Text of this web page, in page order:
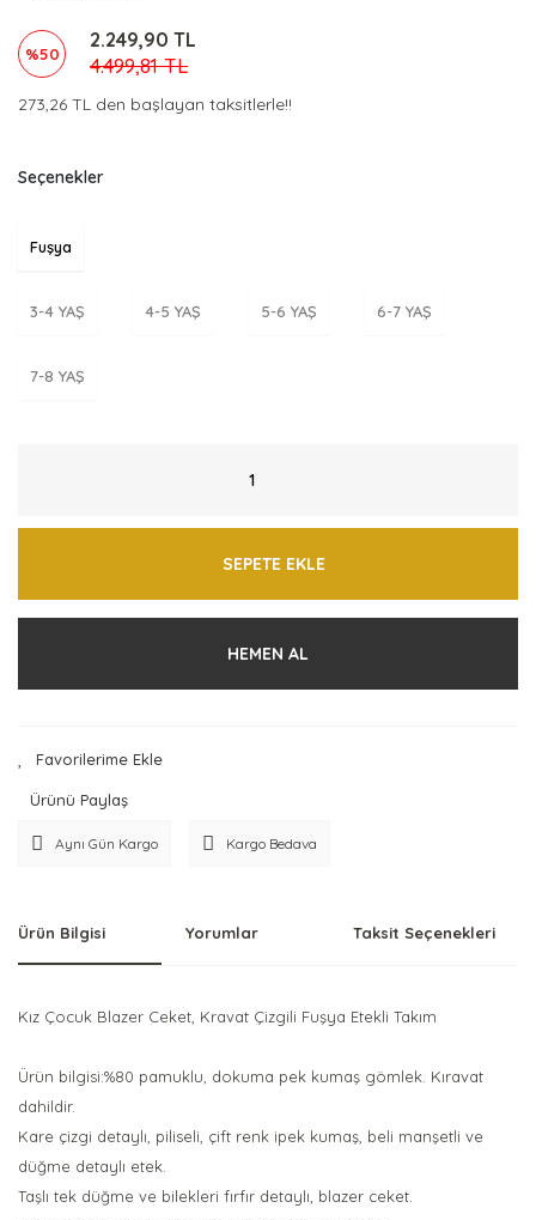
%50
2.249,90 TL
4.499,81 TL
273,26 TL den başlayan taksitlerle!!
Seçenekler
Fuşya
3-4 YAŞ 4-5 YAŞ 5-6 YAŞ 6-7 YAŞ
7-8 YAŞ
SEPETE EKLE
HEMEN AL
Ürünü Paylaş
Aynı Gün Kargo Kargo Bedava
Ürün Bilgisi Yorumlar Taksit Seçenekleri
Kız Çocuk Blazer Ceket, Kravat Çizgili Fuşya Etekli Takım
Ürün bilgisi:%80 pamuklu, dokuma pek kumaş gömlek. Kıravat
dahildir.
Kare çizgi detaylı, piliseli, çift renk ipek kumaş, beli manşetli ve
düğme detaylı etek.
Taşlı tek düğme ve bilekleri fırfır detaylı, blazer ceket.